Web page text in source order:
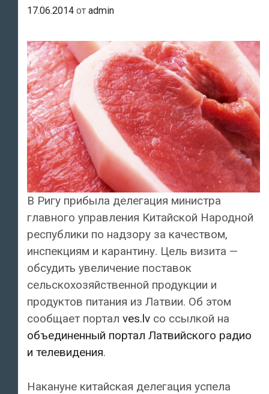
17.06.2014 от admin
В Ригу прибыла делегация министра
главного управления Китайской Народной
республики по надзору за качеством,
инспекциям и карантину. Цель визита —
обсудить увеличение поставок
сельскохозяйственной продукции и
продуктов питания из Латвии. Об этом
сообщает портал ves.lv со ссылкой на
объединенный портал Латвийского радио
и телевидения.
Накануне китайская делегация успела